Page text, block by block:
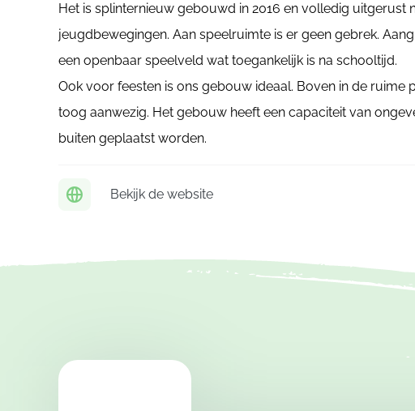
Het is splinternieuw gebouwd in 2016 en volledig uitgerust
jeugdbewegingen. Aan speelruimte is er geen gebrek.
een openbaar speelveld wat toegankelijk is na schooltijd.
Ook voor feesten is ons gebouw ideaal. Boven in de ruime
toog aanwezig. Het gebouw heeft een capaciteit van
buiten geplaatst worden.
Bekijk de website